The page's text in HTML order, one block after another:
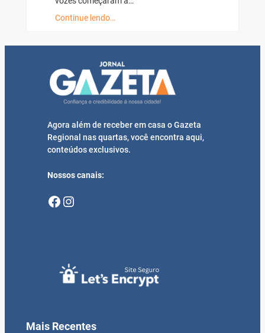
Continue lendo…
Agora além de receber em casa o Gazeta
Regional nas quartas, você encontra aqui,
conteúdos exclusivos.
Nossos canais:
Facebook Instagram
Mais Recentes